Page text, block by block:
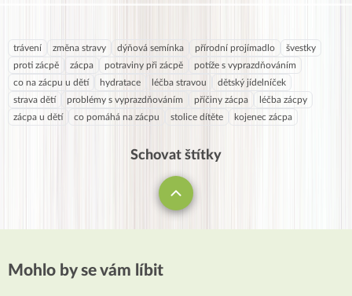
trávení změna stravy dýňová semínka přírodní projímadlo
švestky
proti zácpě
zácpa potraviny při zácpě
potíže s vyprazdňováním
co na zácpu u dětí
hydratace léčba stravou
dětský jídelníček
strava dětí
problémy s vyprazdňováním příčiny zácpa
léčba zácpy
zácpa u dětí
co pomáhá na zácpu stolice dítěte kojenec zácpa
Schovat štítky
Mohlo by se vám líbit